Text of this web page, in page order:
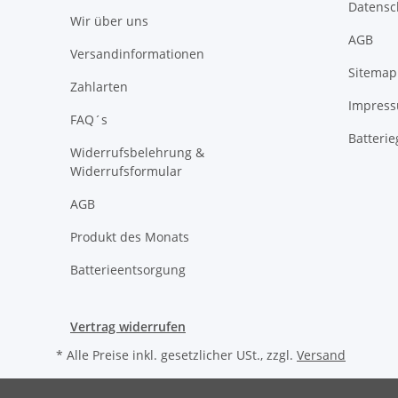
Wir über uns
Versandinformationen
Zahlarten
FAQ´s
Widerrufsbelehrung &
Widerrufsformular
AGB
Produkt des Monats
Batterieentsorgung
AGB
Sitemap
Vertrag widerrufen
* Alle Preise inkl. gesetzlicher USt., zzgl. Versand